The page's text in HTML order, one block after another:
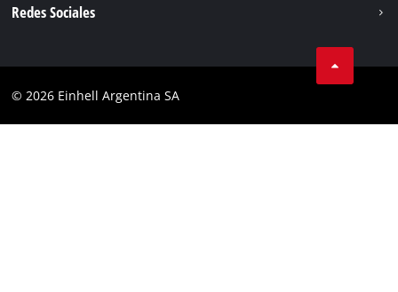
Einhell global
Cumplimiento
Redes Sociales
Instagram
© 2026 Einhell Argentina SA